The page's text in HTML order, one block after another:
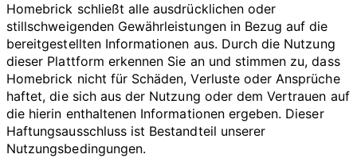
Homebrick schließt alle ausdrücklichen oder
stillschweigenden Gewährleistungen in Bezug auf die
bereitgestellten Informationen aus. Durch die Nutzung
dieser Plattform erkennen Sie an und stimmen zu, dass
Homebrick nicht für Schäden, Verluste oder Ansprüche
haftet, die sich aus der Nutzung oder dem Vertrauen auf
die hierin enthaltenen Informationen ergeben. Dieser
Haftungsausschluss ist Bestandteil unserer
Nutzungsbedingungen.